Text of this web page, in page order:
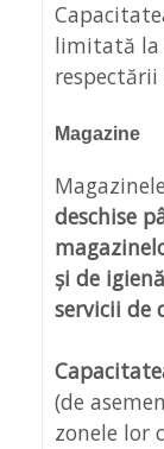
limitată la
Magazine
deschise
și de
servicii de
(de
zonele lor